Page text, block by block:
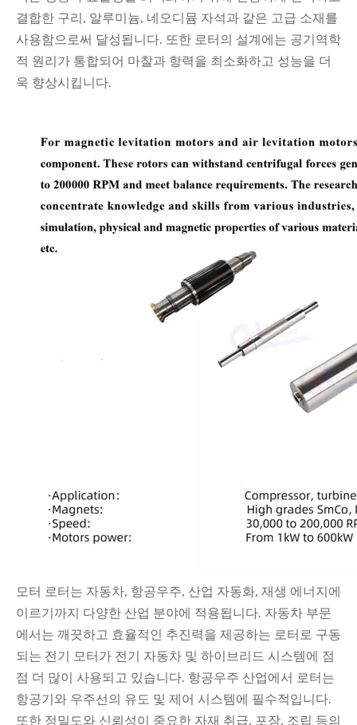
결합한 구리, 알루미늄, 네오디뮴 자석과 같은 고급 소재를
사용함으로써 달성됩니다. 또한 로터의 설계에는 공기역학
적 원리가 통합되어 마찰과 항력을 최소화하고 성능을 더
욱 향상시킵니다.
모터 로터는 자동차, 항공우주, 산업 자동화, 재생 에너지에
이르기까지 다양한 산업 분야에 적용됩니다. 자동차 부문
에서는 깨끗하고 효율적인 추진력을 제공하는 로터로 구동
되는 전기 모터가 전기 자동차 및 하이브리드 시스템에 점
점 더 많이 사용되고 있습니다. 항공우주 산업에서 로터는
항공기와 우주선의 유도 및 제어 시스템에 필수적입니다.
또한 정밀도와 신뢰성이 중요한 자재 취급, 포장, 조립 등의